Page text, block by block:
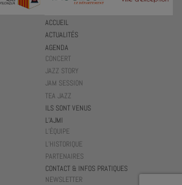
ACCUEIL
ACTUALITÉS
AGENDA
CONCERT
JAZZ STORY
JAM SESSION
TEA JAZZ
ILS SONT VENUS
L’AJMI
L’ÉQUIPE
L’HISTORIQUE
PARTENAIRES
CONTACT & INFOS PRATIQUES
NEWSLETTER